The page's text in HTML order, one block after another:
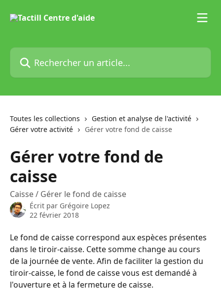
Rechercher un article...
Toutes les collections
Gestion et analyse de l'activité
Gérer votre activité
Gérer votre fond de caisse
Gérer votre fond de
caisse
Caisse / Gérer le fond de caisse
Écrit par Grégoire Lopez
22 février 2018
Le fond de caisse correspond aux espèces présentes
dans le tiroir-caisse. Cette somme change au cours
de la journée de vente. Afin de faciliter la gestion du
tiroir-caisse, le fond de caisse vous est demandé à
l'ouverture et à la fermeture de caisse.